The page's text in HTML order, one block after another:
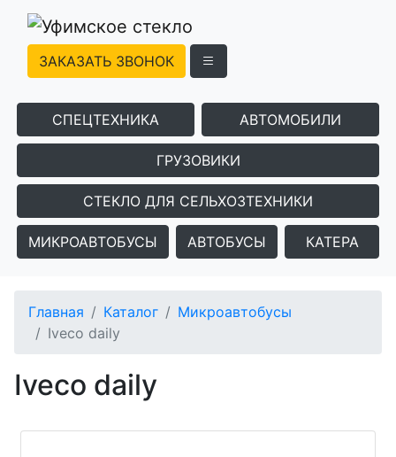
ЗАКАЗАТЬ ЗВОНОК
СПЕЦТЕХНИКА АВТОМОБИЛИ
ГРУЗОВИКИ
СТЕКЛО ДЛЯ СЕЛЬХОЗТЕХНИКИ
МИКРОАВТОБУСЫ АВТОБУСЫ КАТЕРА
Главная Каталог
Микроавтобусы
Iveco daily
Iveco daily